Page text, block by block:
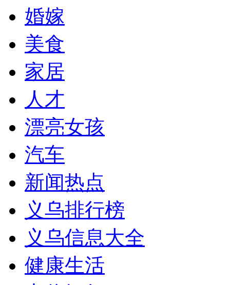
婚嫁
美食
家居
人才
漂亮女孩
汽车
新闻热点
义乌排行榜
义乌信息大全
健康生活